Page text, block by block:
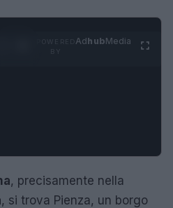
AdhubMedia
, precisamente nella
, si trova Pienza, un borgo